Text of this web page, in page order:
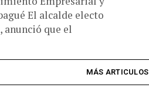
El alcalde electo
anunció que el
MÁS ARTICULOS